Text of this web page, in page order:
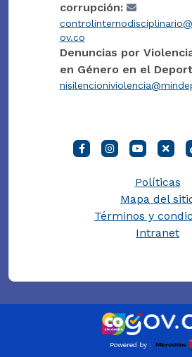
corrupción:
ov.co
Denuncias por
en Género en el
Políticas
Mapa del
Términos y
Intranet
Powered by :